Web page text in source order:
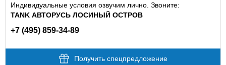
Индивидуальные условия озвучим лично. Звоните:
TANK АВТОРУСЬ ЛОСИНЫЙ ОСТРОВ
+7 (495) 859-34-89
Получить спецпредложение